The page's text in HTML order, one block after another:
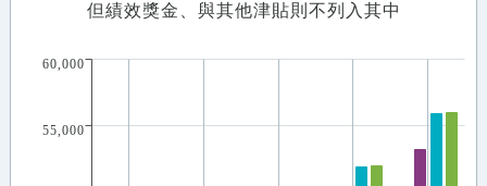
但績效獎金、與其他津貼則不列入其中
55,000
60,000